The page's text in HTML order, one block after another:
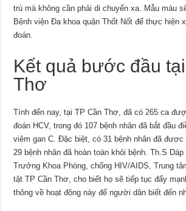
trú mà không cần phải di chuyển xa. Mẫu máu
Bệnh viện Đa khoa quận Thốt Nốt để thực hiện
đoán.
Kết quả bước đầu
Thơ
Tính đến nay, tại TP Cần Thơ, đã có 265 ca
đoán HCV, trong đó 107 bệnh nhân đã bắt đầu
viêm gan C. Đặc biệt, có 31 bệnh nhân đã được
29 bệnh nhân đã hoàn toàn khỏi bệnh. Th.S Dáp
Trưởng Khoa Phòng, chống HIV/AIDS, Trung
tật TP Cần Thơ, cho biết họ sẽ tiếp tục đẩy
thông về hoạt động này để người dân biết đến